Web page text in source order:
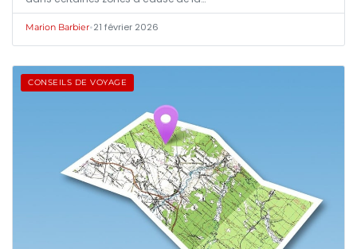
Marion Barbier•21 février 2026
CONSEILS DE VOYAGE